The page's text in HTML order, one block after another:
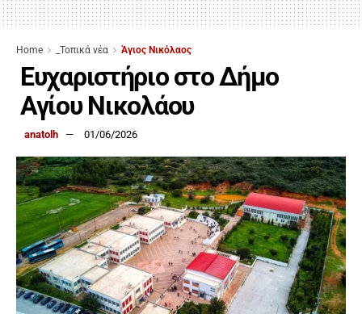
Home _Τοπικά νέα Άγιος Νικόλαος
Ευχαριστήριο στο Δήμο
Αγίου Νικολάου
anatolh 01/06/2026